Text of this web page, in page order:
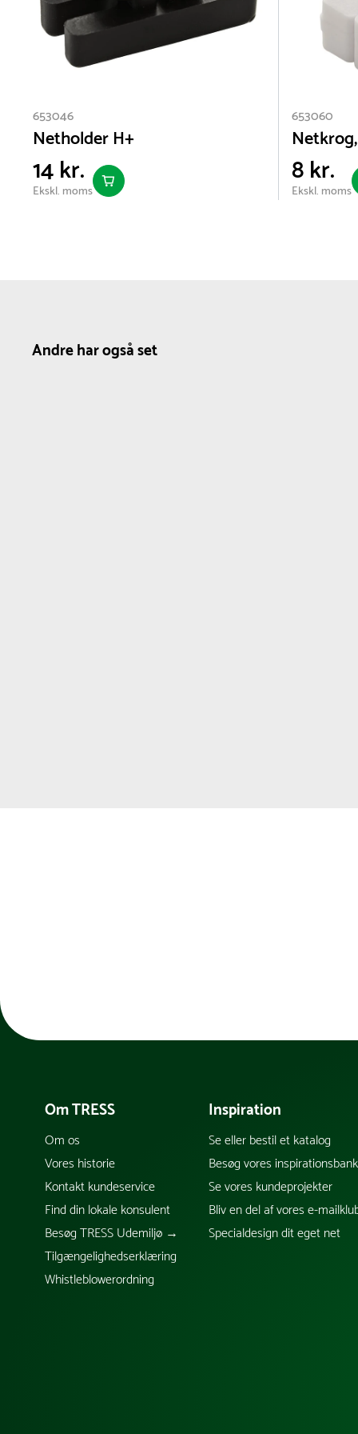
653046
Netholder H+
14 kr.
Ekskl. moms
653060
8 kr.
Ekskl. moms
Andre har også set
Om TRESS
Om os
Vores historie
Kontakt kundeservice
Find din lokale konsulent
Besøg TRESS Udemiljø →
Tilgængelighedserklæring
Whistleblowerordning
Inspiration
Se eller bestil et katalog
Besøg vores inspirationsbank
Se vores kundeprojekter
Bliv en del af vores e-
Specialdesign dit eget net